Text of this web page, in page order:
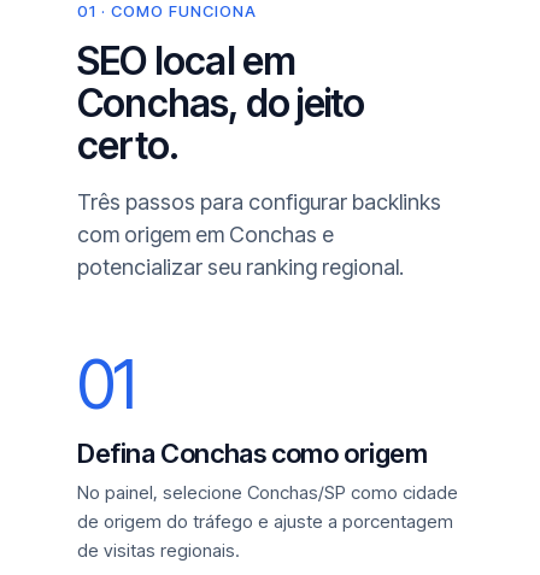
01 · COMO FUNCIONA
SEO local em
Conchas, do jeito
certo.
Três passos para configurar backlinks
com origem em Conchas e
potencializar seu ranking regional.
01
Defina Conchas como origem
No painel, selecione Conchas/SP como cidade
de origem do tráfego e ajuste a porcentagem
de visitas regionais.